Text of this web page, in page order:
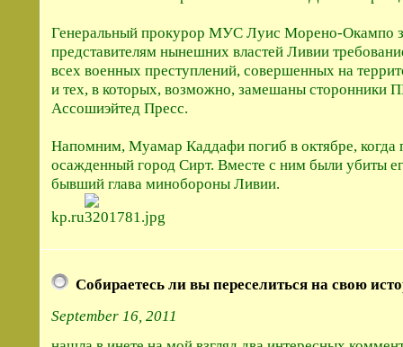
Генеральный прокурор МУС Луис Морено-Окампо
представителям нынешних властей Ливии
всех военных преступлений, совершенных на
и тех, в которых, возможно, замешаны сторонники
Ассошиэйтед Пресс.
Напомним, Муамар Каддафи погиб в октябре, когда
осажденный город Сирт. Вместе с ним были убиты
бывший глава минобороны Ливии.
kp.ru
Собираетесь ли вы переселиться на свою
September 16, 2011